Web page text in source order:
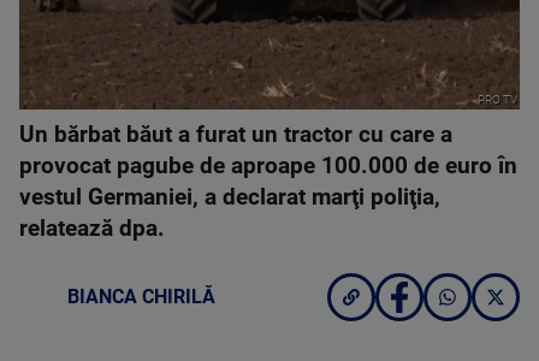
PRO TV
Un bărbat băut a furat un tractor cu care a
provocat pagube de aproape 100.000 de euro în
vestul Germaniei, a declarat marţi poliţia,
relatează dpa.
BIANCA CHIRILĂ